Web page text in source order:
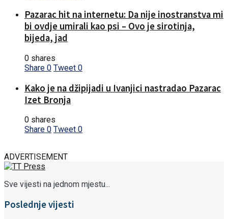
Pazarac hit na internetu: Da nije inostranstva mi
bi ovdje umirali kao psi – Ovo je sirotinja,
bijeda, jad
0 shares
Share 0 Tweet 0
Kako je na džipijadi u Ivanjici nastradao Pazarac
Izet Bronja
0 shares
Share 0 Tweet 0
ADVERTISEMENT
Sve vijesti na jednom mjestu...
Poslednje vijesti